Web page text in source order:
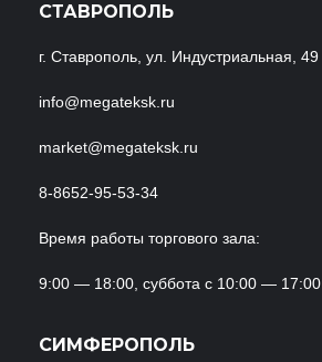
СТАВРОПОЛЬ
г. Ставрополь, ул. Индустриальная, 49
info@megateksk.ru
market@megateksk.ru
8-8652-95-53-34
Время работы торгового зала:
9:00 — 18:00, суббота с 10:00 — 17:00
СИМФЕРОПОЛЬ